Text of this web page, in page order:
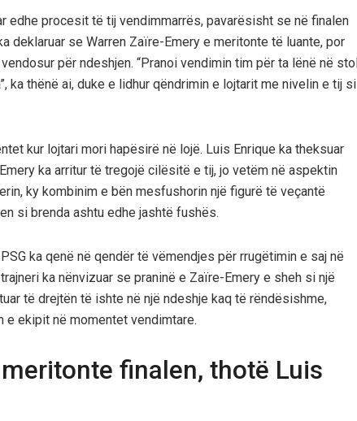
edhe procesit të tij vendimmarrës, pavarësisht se në finalen
deklaruar se Warren Zaïre-Emery e meritonte të luante, por
për ndeshjen. “Pranoi vendimin tim për ta lënë në stol
ka thënë ai, duke e lidhur qëndrimin e lojtarit me nivelin e tij si
kur lojtari mori hapësirë në lojë. Luis Enrique ka theksuar
ka arritur të tregojë cilësitë e tij, jo vetëm në aspektin
ky kombinim e bën mesfushorin një figurë të veçantë
si brenda ashtu edhe jashtë fushës.
ka qenë në qendër të vëmendjes për rrugëtimin e saj në
ka nënvizuar se praninë e Zaïre-Emery e sheh si një
të drejtën të ishte në një ndeshje kaq të rëndësishme,
e ekipit në momentet vendimtare.
finalen, thotë Luis